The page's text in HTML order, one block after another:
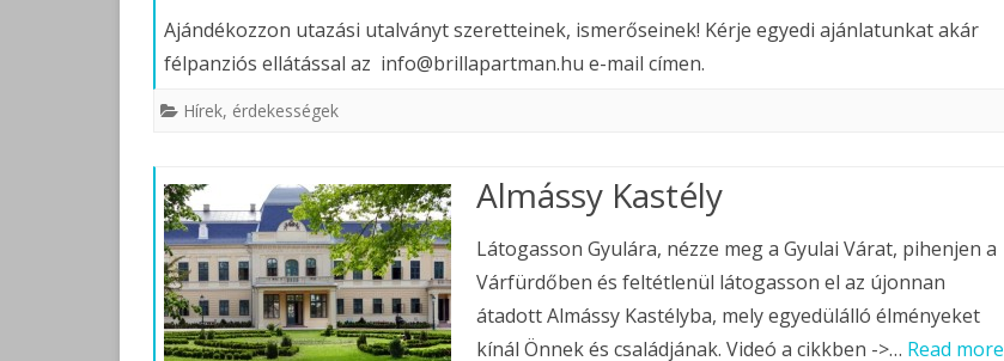
Ajándékozzon utazási utalványt szeretteinek, ismerőseinek! Kérje egyedi ajánlatunkat akár
félpanziós ellátással az info@brillapartman.hu e-mail címen.
Hírek, érdekességek
Almássy Kastély
Látogasson Gyulára, nézze meg a Gyulai Várat, pihenjen a
Várfürdőben és feltétlenül látogasson el az újonnan
átadott Almássy Kastélyba, mely egyedülálló élményeket
kínál Önnek és családjának. Videó a cikkben ->… Read more